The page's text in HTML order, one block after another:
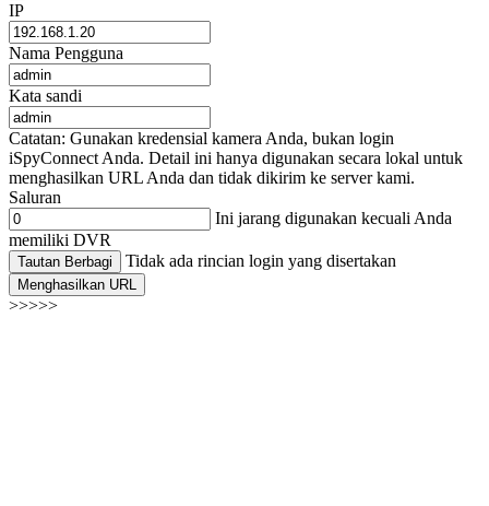
IP
Nama Pengguna
Kata sandi
Catatan: Gunakan kredensial kamera Anda, bukan login
iSpyConnect Anda. Detail ini hanya digunakan secara lokal untuk
menghasilkan URL Anda dan tidak dikirim ke server kami.
Saluran
Ini jarang digunakan kecuali Anda
memiliki DVR
Tautan Berbagi Tidak ada rincian login yang disertakan
Menghasilkan URL
>>>>>